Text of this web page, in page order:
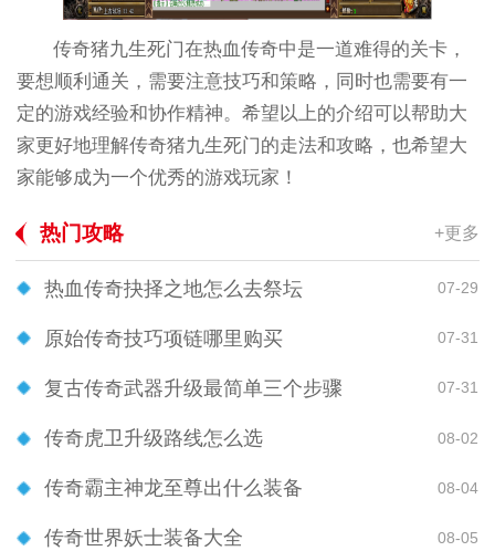
传奇猪九生死门在热血传奇中是一道难得的关卡，
要想顺利通关，需要注意技巧和策略，同时也需要有一
定的游戏经验和协作精神。希望以上的介绍可以帮助大
家更好地理解传奇猪九生死门的走法和攻略，也希望大
家能够成为一个优秀的游戏玩家！
热门攻略 +更多
热血传奇抉择之地怎么去祭坛 07-29
原始传奇技巧项链哪里购买 07-31
复古传奇武器升级最简单三个步骤 07-31
传奇虎卫升级路线怎么选 08-02
传奇霸主神龙至尊出什么装备 08-04
传奇世界妖士装备大全 08-05